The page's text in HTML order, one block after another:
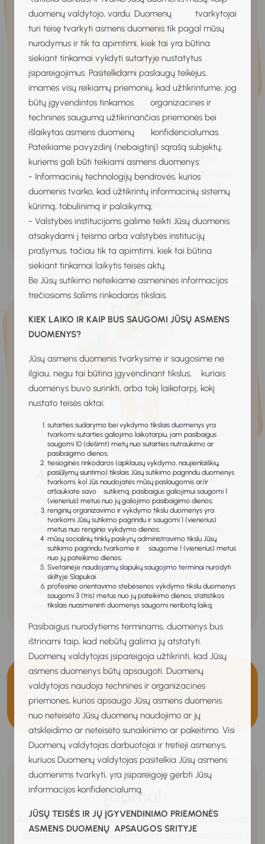
duomenų valdytojo, vardu. Duomenų tvarkytojai
turi teisę tvarkyti asmens duomenis tik pagal mūsų
nurodymus ir tik ta apimtimi, kiek tai yra būtina
siekiant tinkamai vykdyti sutartyje nustatytus
įsipareigojimus. Pasitelkdami paslaugų teikėjus,
imamės visų reikiamų priemonių, kad užtikrintume, jog
būtų įgyvendintos tinkamos organizacines ir
technines saugumą užtikrinančias priemonės bei
išlaikytas asmens duomenų konfidencialumas.
Pateikiame pavyzdinį (nebaigtinį) sąrašą subjektų,
kuriems gali būti teikiami asmens duomenys:
- Informacinių technologijų bendrovės, kurios
duomenis tvarko, kad užtikrintų informacinių sistemų
kūrimą, tobulinimą ir palaikymą;
- Valstybės institucijoms galime teikti Jūsų duomenis
atsakydami į teismo arba valstybės institucijų
prašymus, tačiau tik ta apimtimi, kiek tai būtina
siekiant tinkamai laikytis teisės aktų.
Be Jūsų sutikimo neteikiame asmeninės informacijos
trečiosioms šalims rinkodaros tikslais.
KIEK LAIKO IR KAIP BUS SAUGOMI JŪSŲ ASMENS
DUOMENYS?
Jūsų asmens duomenis tvarkysime ir saugosime ne
ilgiau, negu tai būtina įgyvendinant tikslus, kuriais
duomenys buvo surinkti, arba tokį laikotarpį, kokį
nustato teisės aktai:
sutarties sudarymo bei vykdymo tikslais duomenys yra
tvarkomi sutarties galiojimo laikotarpiu, jam pasibaigus
saugomi 10 (dešimt) metų nuo sutarties nutraukimo ar
pasibaigimo dienos;
tiesioginės rinkodaros (apklausų vykdymo, naujienlaiškių,
pasiūlymų siuntimo) tikslais Jūsų sutikimo pagrindu duomenys
tvarkomi, kol Jūs naudojatės mūsų paslaugomis ar/ir
atšaukiate savo sutikimą, pasibaigus galiojimui saugomi 1
(vienerius) metus nuo jų galiojimo pasibaigimo dienos;
renginių organizavimo ir vykdymo tikslu duomenys yra
tvarkomi Jūsų sutikimo pagrindu ir saugomi 1 (vienerius)
metus nuo renginio vykdymo dienos;
mūsų socialinių tinklų paskyrų administravimo tikslu Jūsų
sutikimo pagrindu tvarkome ir saugome 1 (vienerius) metus
nuo jų pateikimo dienos;
Svetainėje naudojamų slapukų saugojimo terminai nurodyti
skiltyje Slapukai.
profesinio orientavimo stebėsenos vykdymo tikslu duomenys
saugomi 3 (tris) metus nuo jų pateikimo dienos, statistikos
tikslais nuasmeninti duomenys saugomi neribotą laiką.
Pasibaigus nurodytiems terminams, duomenys bus
ištrinami taip, kad nebūtų galima jų atstatyti.
Duomenų valdytojas įsipareigoja užtikrinti, kad Jūsų
asmens duomenys būtų apsaugoti. Duomenų
valdytojas naudoja technines ir organizacines
priemones, kurios apsaugo Jūsų asmens duomenis
nuo neteisėto Jūsų duomenų naudojimo ar jų
atskleidimo ar neteisėto sunaikinimo ar pakeitimo. Visi
Duomenų valdytojas darbuotojai ir tretieji asmenys,
kuriuos Duomenų valdytojas pasitelkia Jūsų asmens
duomenims tvarkyti, yra įsipareigoję gerbti Jūsų
informacijos konfidencialumą.
JŪSŲ TEISĖS IR JŲ ĮGYVENDINIMO PRIEMONĖS
ASMENS DUOMENŲ APSAUGOS SRITYJE
Pritaikyk!
Pasikalbėk su artimais suaugusiais žmonėmis
apie jų su karjera susijusius sprendimus. Kuriuos
sprendimus jie vertina kaip pačius svarbiausius
ir geriausius? Kuriuos savo sprendimus jie
vertina blogai ir norėtų, atsukę laiko ratą,
pakeisti? Kodėl jie iki šiol to nepadarė?
Apibendrink!
Visas mūsų gyvenimas – grandinė įvairios
svarbos sprendimų. Tarp jų yra ir itin
reikšmingų, tokių, kurie turi ilgalaikių pasekmių,
stipriai paveikia visas gyvenimo sritis. Svarbu
svarstyti, atsakingai rinktis, argumentuoti ir
numatyti sprendimo pasekmes. Priimti
sprendimus – tarsi kurti savo gyvenimo
scenarijų.
Užduotis:
Gyvenimo
scenarijus
Atsisiųsti
darbalapį
Įdomu!
Antonio Damasio, mokslininkas ir gydytojas, kalbėjosi su
savo pacientu Eliotu, kuriam dėl galvos traumos buvo